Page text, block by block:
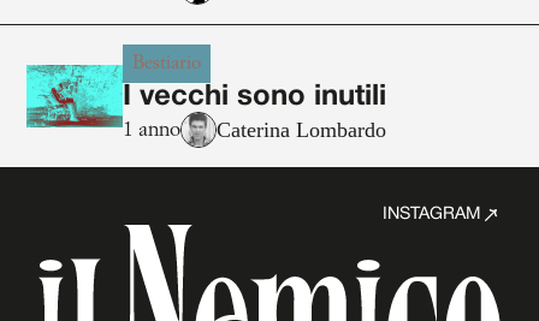
Bestiario
I vecchi sono inutili
1 anno Caterina Lombardo
INSTAGRAM